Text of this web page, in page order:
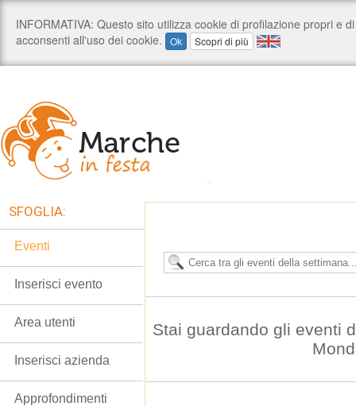
Stai guardando gli eventi
SFOGLIA:
Eventi
Inserisci evento
Area utenti
Inserisci azienda
Approfondimenti